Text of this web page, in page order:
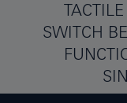
SWITCH